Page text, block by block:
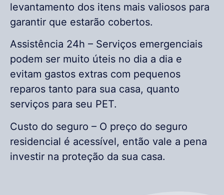
levantamento dos itens mais valiosos para
garantir que estarão cobertos.
Assistência 24h – Serviços emergenciais
podem ser muito úteis no dia a dia e
evitam gastos extras com pequenos
reparos tanto para sua casa, quanto
serviços para seu PET.
Custo do seguro – O preço do seguro
residencial é acessível, então vale a pena
investir na proteção da sua casa.